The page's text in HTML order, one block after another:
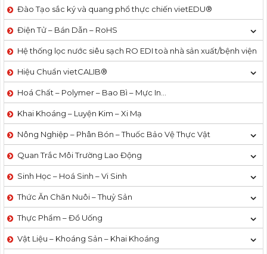
Đào Tạo sắc ký và quang phổ thực chiến vietEDU®
Điện Tử – Bán Dẫn – RoHS
Hệ thống lọc nước siêu sạch RO EDI​​ toà nhà sản xuất/bệnh viện
Hiệu Chuẩn vietCALIB®
Hoá Chất – Polymer – Bao Bì – Mực In…
Khai Khoáng – Luyện Kim – Xi Mạ
Nông Nghiệp – Phân Bón – Thuốc Bảo Vệ Thực Vật
Quan Trắc Môi Trường Lao Động
Sinh Học – Hoá Sinh – Vi Sinh
Thức Ăn Chăn Nuôi – Thuỷ Sản
Thực Phẩm – Đồ Uống
Vật Liệu – Khoáng Sản – Khai Khoáng